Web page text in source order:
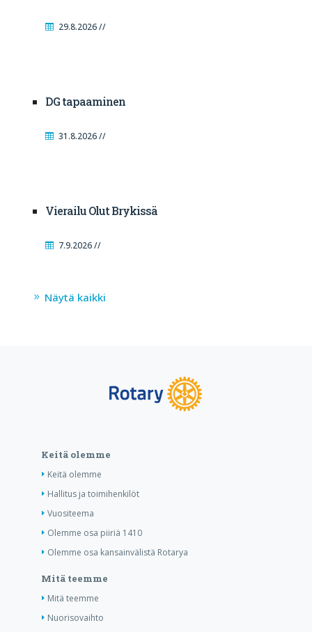
29.8.2026 //
DG tapaaminen
31.8.2026 //
Vierailu Olut Brykissä
7.9.2026 //
Näytä kaikki
Keitä olemme
Keitä olemme
Hallitus ja toimihenkilöt
Vuositeema
Olemme osa piiriä 1410
Olemme osa kansainvälistä Rotarya
Mitä teemme
Mitä teemme
Nuorisovaihto